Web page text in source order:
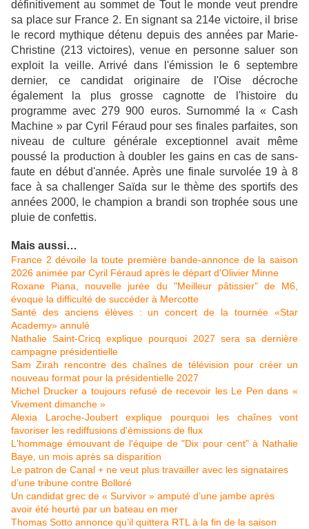
définitivement au sommet de Tout le monde veut prendre
sa place sur France 2. En signant sa 214e victoire, il brise
le record mythique détenu depuis des années par Marie-
Christine (213 victoires), venue en personne saluer son
exploit la veille. Arrivé dans l'émission le 6 septembre
dernier, ce candidat originaire de l'Oise décroche
également la plus grosse cagnotte de l'histoire du
programme avec 279 900 euros. Surnommé la « Cash
Machine » par Cyril Féraud pour ses finales parfaites, son
niveau de culture générale exceptionnel avait même
poussé la production à doubler les gains en cas de sans-
faute en début d'année. Après une finale survolée 19 à 8
face à sa challenger Saïda sur le thème des sportifs des
années 2000, le champion a brandi son trophée sous une
pluie de confettis.
Mais aussi…
France 2 dévoile la toute première bande-annonce de la saison
2026 animée par Cyril Féraud après le départ d'Olivier Minne
Roxane Piana, nouvelle jurée du "Meilleur pâtissier" de M6,
évoque la difficulté de succéder à Mercotte
Santé des anciens élèves : un concert de la tournée «Star
Academy» annulé
Nathalie Saint-Cricq explique pourquoi 2027 sera sa dernière
campagne présidentielle
Sam Zirah rencontre des chaînes de télévision pour créer un
nouveau format pour la présidentielle 2027
Michel Drucker a toujours refusé de recevoir les Le Pen dans «
Vivement dimanche »
Alexia Laroche-Joubert explique pourquoi les chaînes vont
favoriser les rediffusions d'émissions de flux
L'hommage émouvant de l'équipe de "Dix pour cent" à Nathalie
Baye, un mois après sa disparition
Le patron de Canal + ne veut plus travailler avec les signataires
d’une tribune contre Bolloré
Un candidat grec de « Survivor » amputé d’une jambe après
avoir été heurté par un bateau en mer
Thomas Sotto annonce qu’il quittera RTL à la fin de la saison